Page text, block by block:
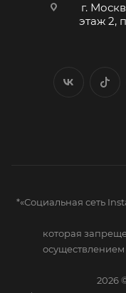
г.
этаж 2,
*«Социальная сеть
которая
осуществлением
2026